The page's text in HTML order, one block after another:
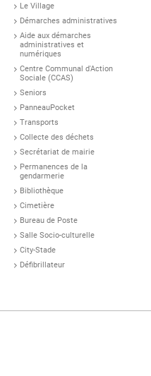
Le Village
Démarches administratives
Aide aux démarches
administratives et
numériques
Centre Communal d'Action
Sociale (CCAS)
Seniors
PanneauPocket
Transports
Collecte des déchets
Secrétariat de mairie
Permanences de la
gendarmerie
Bibliothèque
Cimetière
Bureau de Poste
Salle Socio-culturelle
City-Stade
Défibrillateur